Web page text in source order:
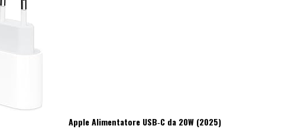
Apple Alimentatore USB‑C da 20W (2025)